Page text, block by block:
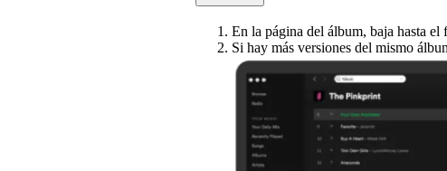
En la página del álbum, baja hasta el
Si hay más versiones del mismo